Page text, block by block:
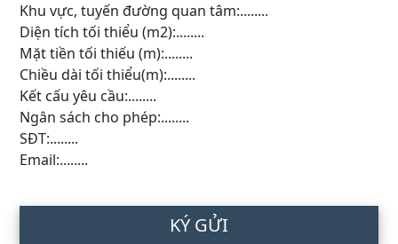
Khu vực, tuyến đường quan tâm:........
Diện tích tối thiểu (m2):........
Mặt tiền tối thiếu (m):........
Chiều dài tối thiểu(m):........
Kết cấu yêu cầu:........
Ngân sách cho phép:........
SĐT:........
Email:........
KÝ GỬI